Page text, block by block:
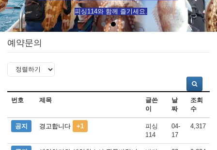
피싱114와 함께 즐기세요.
예약문의
번호 제목
글쓴
이
날
짜
조회
수
공지 경고합니다 +1
피싱
114
04-
17
4,317